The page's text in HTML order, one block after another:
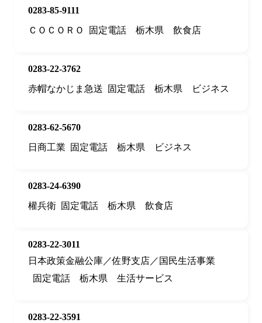
0283-85-9111
ＣＯＣＯＲＯ
固定電話 栃木県 飲食店
0283-22-3762
赤帽なかじま急送
固定電話 栃木県 ビジネス
0283-62-5670
日商工業
固定電話 栃木県 ビジネス
0283-24-6390
權兵衛 固定電話 栃木県 飲食店
0283-22-3011
日本政策金融公庫／佐野支店／国民生活事業
固定電話
栃木県 生活サービス
0283-22-3591